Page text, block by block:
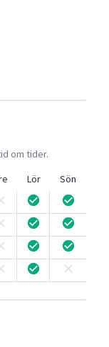
om tider.
Lör
Sön